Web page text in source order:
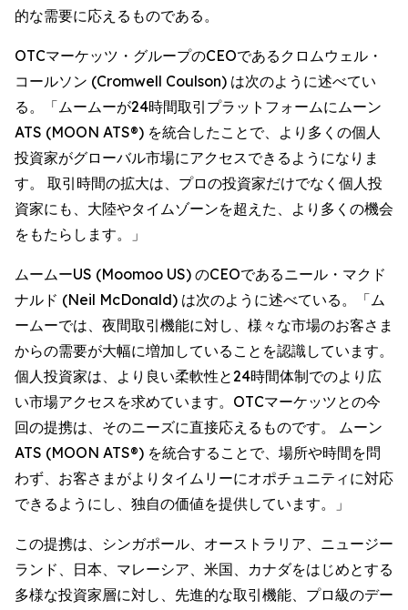
的な需要に応えるものである。
OTCマーケッツ・グループのCEOであるクロムウェル・
コールソン (Cromwell Coulson) は次のように述べてい
る。「ムームーが24時間取引プラットフォームにムーン
ATS (MOON ATS®) を統合したことで、より多くの個人
投資家がグローバル市場にアクセスできるようになりま
す。 取引時間の拡大は、プロの投資家だけでなく個人投
資家にも、大陸やタイムゾーンを超えた、より多くの機会
をもたらします。」
ムームーUS (Moomoo US) のCEOであるニール・マクド
ナルド (Neil McDonald) は次のように述べている。「ム
ームーでは、夜間取引機能に対し、様々な市場のお客さま
からの需要が大幅に増加していることを認識しています。
個人投資家は、より良い柔軟性と24時間体制でのより広
い市場アクセスを求めています。OTCマーケッツとの今
回の提携は、そのニーズに直接応えるものです。 ムーン
ATS (MOON ATS®) を統合することで、場所や時間を問
わず、お客さまがよりタイムリーにオポチュニティに対応
できるようにし、独自の価値を提供しています。」
この提携は、シンガポール、オーストラリア、ニュージー
ランド、日本、マレーシア、米国、カナダをはじめとする
多様な投資家層に対し、先進的な取引機能、プロ級のデー